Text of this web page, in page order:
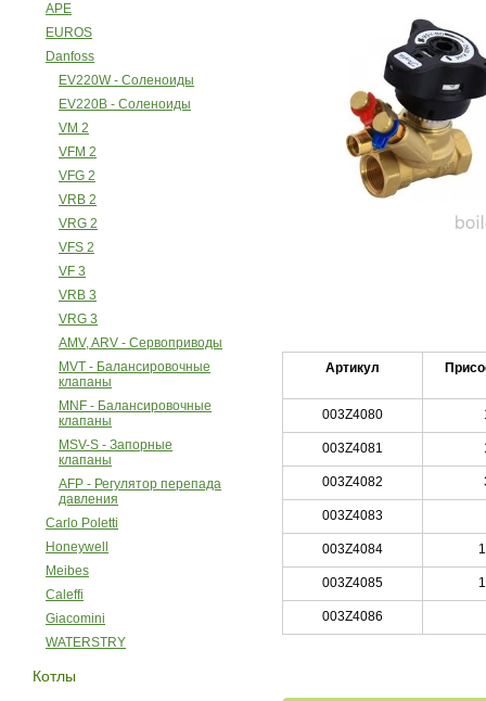
APE
EUROS
Danfoss
EV220W - Соленоиды
EV220B - Соленоиды
VM 2
VFM 2
VFG 2
VRB 2
VRG 2
VFS 2
VF 3
VRB 3
VRG 3
AMV, ARV - Сервоприводы
MVT - Балансировочные
клапаны
MNF - Балансировочные
клапаны
MSV-S - Запорные
клапаны
AFP - Регулятор перепада
давления
Carlo Poletti
Honeywell
Meibes
Caleffi
Giacomini
WATERSTRY
Котлы
Артикул
003Z4080
003Z4081
003Z4082
003Z4083
003Z4084
003Z4085
003Z4086